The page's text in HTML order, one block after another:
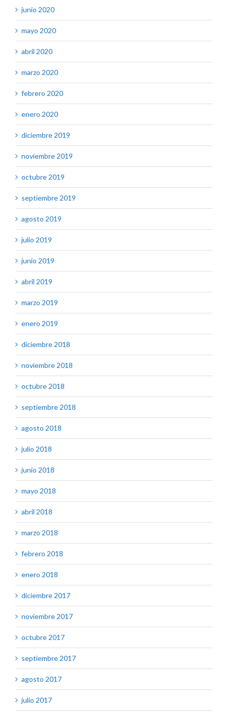
junio 2020
mayo 2020
abril 2020
marzo 2020
febrero 2020
enero 2020
diciembre 2019
noviembre 2019
octubre 2019
septiembre 2019
agosto 2019
julio 2019
junio 2019
abril 2019
marzo 2019
enero 2019
diciembre 2018
noviembre 2018
octubre 2018
septiembre 2018
agosto 2018
julio 2018
junio 2018
mayo 2018
abril 2018
marzo 2018
febrero 2018
enero 2018
diciembre 2017
noviembre 2017
octubre 2017
septiembre 2017
agosto 2017
julio 2017